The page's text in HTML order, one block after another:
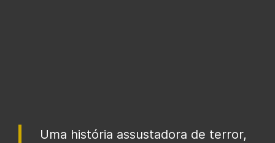
Uma história assustadora de terror,